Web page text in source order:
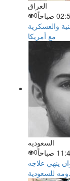
العراق
0
والعسكرية
مع أمريكا
السعوديه
0
ينهي علاجه
للسعودية